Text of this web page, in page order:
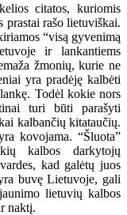
citatos, kuriomis
rašo lietuviškai.
“visą gyvenimą
ir lankantiems
žmonių, kurie ne
yra pradėję kalbėti
Todėl kokie nors
turi būti parašyti
kalbančių kitataučių.
kovojama. “Šluota”
kalbos darkytojų
kad galėtų juos
buvę Lietuvoje, gali
lietuvių kalbos
naktį.